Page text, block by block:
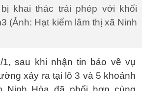
khai thác trái phép với khối
(Ảnh: Hạt kiểm lâm thị xã Ninh
1, sau khi nhận tin báo về vụ
xảy ra tại lô 3 và 5 khoảnh